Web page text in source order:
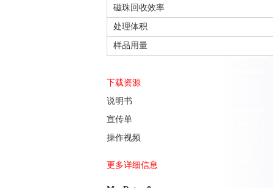
磁珠回收效率
处理体积
样品用量
下载资源
说明书
宣传单
操作视频
更多详细信息